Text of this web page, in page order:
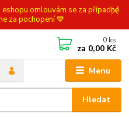
omlouvám se za případné
za pochopení 💙
Menu
Hledat
0 ks
za 0,00 Kč